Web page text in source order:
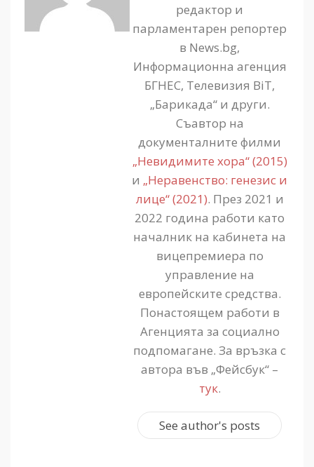
редактор и
парламентарен репортер
в News.bg,
Информационна агенция
БГНЕС, Телевизия BiT,
„Барикада“ и други.
Съавтор на
документалните филми
„Невидимите хора“ (2015)
и „Неравенство: генезис и
лице“ (2021). През 2021 и
2022 година работи като
началник на кабинета на
вицепремиера по
управление на
европейските средства.
Понастоящем работи в
Агенцията за социално
подпомагане. За връзка с
автора във „Фейсбук“ –
тук.
See author's posts